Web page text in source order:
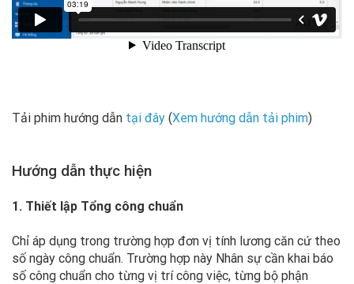
Tải phim hướng dẫn tại đây (Xem hướng dẫn tải phim)
Hướng dẫn thực hiện
1. Thiết lập Tổng công chuẩn
Chỉ áp dụng trong trường hợp đơn vị tính lương căn cứ theo
số ngày công chuẩn. Trường hợp này Nhân sự cần khai báo
số công chuẩn cho từng vị trí công việc, từng bộ phận